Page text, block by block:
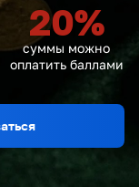
20%
суммы можно
оплатить баллами